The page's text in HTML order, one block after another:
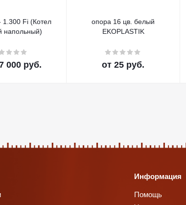
1.300 Fi (Котел
напольный)
000 руб.
опора 16 цв. белый
EKOPLASTIK
от25 руб.
Информация
Помощь